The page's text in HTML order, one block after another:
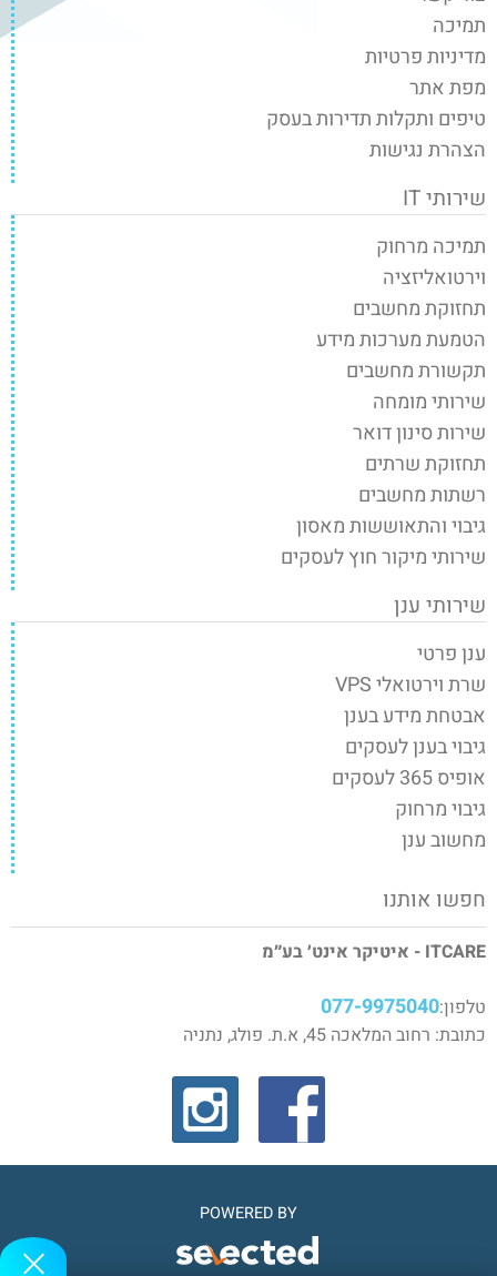
תמיכה
מדיניות פרטיות
מפת אתר
טיפים ותקלות תדירות בעסק
הצהרת נגישות
שירותי IT
תמיכה מרחוק
וירטואליזציה
תחזוקת מחשבים
הטמעת מערכות מידע
תקשורת מחשבים
שירותי מומחה
שירות סינון דואר
תחזוקת שרתים
רשתות מחשבים
גיבוי והתאוששות מאסון
שירותי מיקור חוץ לעסקים
שירותי ענן
ענן פרטי
שרת וירטואלי VPS
אבטחת מידע בענן
גיבוי בענן לעסקים
אופיס 365 לעסקים
גיבוי מרחוק
מחשוב ענן
חפשו אותנו
ITCARE - איטיקר אינט׳ בע״מ
טלפון:077-9975040
כתובת: רחוב המלאכה 45, א.ת. פולג, נתניה
POWERED BY